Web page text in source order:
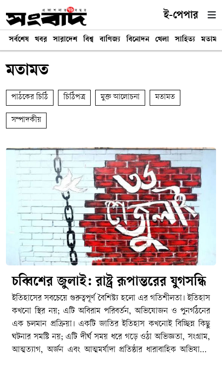
ই-পেপার
সর্বশেষ খবর সারাদেশ বিশ্ব বাণিজ্য বিনোদন খেলা সাহিত্য মতামত
মতামত
পাঠকের চিঠি চিঠিপত্র মুক্ত আলোচনা মতামত
সম্পাদকীয়
চব্বিশের জুলাই: রাষ্ট্র রূপান্তরের যুগসন্ধি
ইতিহাসের সবচেয়ে গুরুত্বপূর্ণ বৈশিষ্ট্য হলো এর গতিশীলতা। ইতিহাস কখনো স্থির নয়; এটি অবিরাম পরিবর্তন, অভিযোজন ও পুনর্গঠনের এক চলমান প্রক্রিয়া। একটি জাতির ইতিহাস কখনোই বিচ্ছিন্ন কিছু ঘটনার সমষ্টি নয়; এটি দীর্ঘ সময় ধরে গড়ে ওঠা অভিজ্ঞতা, সংগ্রাম, আত্মত্যাগ, অর্জন এবং আত্মমর্যাদা প্রতিষ্ঠার ধারাবাহিক অভিযাত্রা। কোনো জাতি, সমাজ কিংবা রাষ্ট্র একটি নির্দিষ্ট অবস্থায় দীর্ঘকাল টিকে থাকতে পারে না। সময়ের প্রবাহে নতুন বাস্তবতা, নতুন চ্যালেঞ্জ, নতুন সংকট এবং নতুন প্রত্যাশার মুখোমুখি হতে হয়। সেই পরিবর্তিত বাস্তবতার সঙ্গে খাপ খাইয়ে নেয়ার সক্ষমতাই নির্ধারণ করে একটি জাতির অগ্রযাত্রার দিকনির্দেশনা। যে জাতি অতীতের অভিজ্ঞতা ও অর্জনকে শক্তিতে রূপান্তরিত করে ভবিষ্যতের দিকে এগিয়ে যেতে পারে, ইতিহাস শেষ পর্যন্ত তাদের পক্ষেই কথা বলে। পক্ষান্তরে, যে জাতি অতীতের গৌরবকে ভবিষ্যৎ নির্মাণের প্রেরণা হিসেবে গ্রহণ না করে রাজনৈতিক প্রতিদ্বন্দ্বিতার অস্ত্রে পরিণত করে, নিজেদের মধ্যে বিভেদ ও দ্বন্দ্বকে স্থায়ী করে তোলে, তারা একসময় অগ্রগতির পথ হারিয়ে ফেলে। ইতিহাসের শিক্ষা হলো অতীতকে অস্বীকার করা যেমন আত্মঘাতী, তেমনি অতীতের মধ্যেই বন্দী হয়ে থাকাও সমান ক্ষতিকর।পলাশী-উত্তর বাংলাদেশের ইতিহাস মূলত সংগ্রামের ইতিহাস। ১৯৪৭-পূর্ব ঔপনিবেশিক শাসনের বিরুদ্ধে অব্যাহত প্রতিরোধ ও স্বাধীনতার সংগ্রাম, তারপর ১৯৭৪-উত্তর ভাষার জন্য সংগ্রাম, রাজনৈতিক অধিকারের জন্য সংগ্রাম, অর্থনৈতিক বৈষম্যের বিরুদ্ধে সংগ্রাম, সাংস্কৃতিক স্বাতন্ত্র্য রক্ষার সংগ্রাম, আত্মনিয়ন্ত্রণের তথা স্বাধিকারের সংগ্রাম এবং শেষ পর্যন্ত স্বাধীন রাষ্ট্র প্রতিষ্ঠার সংগ্রাম- এর সবকিছু মিলিয়েই আমাদের জাতীয় ইতিহাস নির্মিত হয়েছে। এ ইতিহাসের প্রতিটি গুরুত্বপূর্ণ অধ্যায় পূর্ববর্তী অধ্যায়ের ওপর ভিত্তি করে গড়ে উঠেছে। ১৯৫২-এর ভাষা আন্দোলন ভাষাভিত্তিক বাঙালি জাতীয়তার আত্মপরিচয়ের ভিত্তি নির্মাণ করেছে; ১৯৬৬-এর ছয় দফা আন্দোলন রাজনৈতিক স্বায়ত্তশাসনের দাবিকে সুসংহত করেছে; ১৯৬৯-এর গণঅভ্যুত্থান গণশক্তির সক্ষমতাকে প্রকাশ করেছে; আর ১৯৭১ সালের মহান স্বাধীনতা যুদ্ধ সেই দীর্ঘ সংগ্রামকে স্বাধীন রাষ্ট্র প্রতিষ্ঠার মধ্য দিয়ে পরিণতি দিয়েছে। নিঃসন্দেহে স্বাধীনতা যুদ্ধ আমাদের জাতীয় জীবনের সবচেয়ে গৌরবময় এবং নির্ধারক মাইলফলক, যার মাধ্যমে আমাদের রাজনৈতিক স্বাধীনতা অর্জিত হয়েছে এবং বিশ্ব মানচিত্রে বাংলাদেশ একটি সার্বভৌম রাষ্ট্র হিসেবে আত্মপ্রকাশ করেছে।কিন্তু আমাদের মনে রাখতে হবে যে, একটা জাতির ইতিহাসের পথচলা কোনো একক ঘটনার মধ্যেই থেমে থাকে না। ১৭৫৭ সালের পলাশীর প্রান্তরে নবাব সিরাজ-উদ্দৌলার পরাজয় যেমন এই অঞ্চলে একটি দীর্ঘ ঔপনিবেশিক শাসনের সূচনা করেছিল এবং তার অভিঘাত শতাব্দীর পর শতাব্দী ধরে জাতির জীবনকে প্রভাবিত করেছে, তেমনি ১৯৭১ সালের বিজয়ও কোনো চূড়ান্ত সমাপ্তি ছিল না। স্বাধীনতা অর্জনের মাধ্যমে একটি জাতি রাষ্ট্র প্রতিষ্ঠার সুযোগ পায়, কিন্তু সেই রাষ্ট্রকে কতটা ন্যায়ভিত্তিক, গণতান্ত্রিক, জবাবদিহিমূলক ও বৈষম্যহীন করা যাবে সেই প্রশ্নের উত্তর খুঁজে বের করার সংগ্রাম তখনই শুরু হয়। রাষ্ট্রবিজ্ঞানীরা প্রায়ই বলেন, স্বাধীনতা একটি ঘটনা; কিন্তু ন্যায়ভিত্তিক রাষ্ট্র বিনির্মাণ একটি দীর্ঘমেয়াদি প্রক্রিয়া। সেই প্রক্রিয়ায় কখনো অগ্রগতি আসে, কখনো পশ্চাৎপদতা দেখা দেয়; কখনো জনগণের আকাক্সক্ষা রাষ্ট্রকে সামনে এগিয়ে নেয়, আবার কখনো ক্ষমতার কেন্দ্রীভবন সেই অগ্রযাত্রাকে বাধাগ্রস্ত করে। রাষ্ট্রযন্ত্রের স্বৈরাচারী ভূমিকায় জালেম শাসক শ্রেণীর যাতাকলে পিষ্ট মজলুম জনগণ মুক্তির পথ খোঁজে গণঅভ্যুত্থান কিংবা বিপ্লবের পথে। এই কারণেই স্বাধীনতা কোনো গন্তব্য নয়; এটি রাষ্ট্র হিসেবে নিজস্ব সার্বভৌমত্ব, জনগণের অধিকার এবং ন্যায়বিচার প্রতিষ্ঠার দীর্ঘ যাত্রার সূচনা মাত্র। একটি জাতির ইতিহাসের ক্রমধারায় নতুন নতুন প্রজন্মের আবির্ভাব ঘটে, এবং তাদের সামনে নতুন প্রশ্ন ও নতুন চ্যালেঞ্জ উপস্থিত হয়। ফলে স্বাধীনতার মৌলিক চেতনা তথা মানবিক মর্যাদা, রাজনৈতিক স্বাধীনতা, সামাজিক ন্যায়বিচার ও অর্থনৈতিক সাম্য প্রভৃতি বিষয় প্রতিটি যুগে নতুন বাস্তবতায় নতুনভাবে ব্যাখ্যা ও বাস্তবায়নের দাবি তোলে। বাংলাদেশের ইতিহাসও সেই ধারাবাহিকতার বাইরে নয়। তাই আমাদের জাতীয় ইতিহাসকে কোনো বিচ্ছিন্ন ঘটনার সমষ্টি হিসেবে নয়, বরং একটি চলমান অভিযাত্রা হিসেবে দেখতে হবে যেখানে প্রতিটি সংগ্রাম পূর্ববর্তী সংগ্রামের উত্তরাধিকার বহন করে এবং পরবর্তী সংগ্রামের ভিত্তি নির্মাণ করে। এই ধারাবাহিক ঐতিহাসিক প্রবাহের মধ্যেই ২০২৪ সালের জুলাই গণঅভ্যুত্থানের তাৎপর্য অনুধাবন করতে হবে; একটি প্রতিদ্বন্দ্বী ইতিহাস হিসেবে নয়, বরং বাংলাদেশের রাষ্ট্রযন্ত্র ও সমাজকে আরও ন্যায়ভিত্তিক, বৈষম্যহীন ও স্বৈরাচারমুক্ত করার দীর্ঘ অভিযাত্রার একটি নতুন অধ্যায় হিসেবে।বিশ্ব ইতিহাসের দিকে তাকালেও আমরা একই বাস্তবতা দেখতে পাই। কোনো জাতির ইতিহাসে একটি বড় অর্জন কখনোই চূড়ান্ত পরিণতি নয়; বরং তা নতুন সংগ্রাম, নতুন দায়িত্ব এবং নতুন প্রত্যাশার সূচনা করে। ১৭৭৬ সালের আমেরিকার স্বাধীনতা যুদ্ধ ব্রিটিশ ঔপনিবেশিক শাসন থেকে মুক্তির পথ খুলে দিলেও সেখানে নাগরিক অধিকার, বর্ণসমতা এবং গণতান্ত্রিক অন্তর্ভুক্তির প্রশ্নে দীর্ঘ সংগ্রাম অব্যাহত ছিল। স্বাধীনতার প্রায় দুই শতাব্দী পরও আফ্রিকান-আমেরিকানদের অধিকার প্রতিষ্ঠার জন্য মার্টিন লুথার কিং জুনিয়রের নেতৃত্বে ব্যাপক নাগরিক অধিকার আন্দোলন গড়ে উঠতে হয়েছে। একইভাবে ১৭৮৯ সালের ফরাসি বিপ্লব স্বাধীনতা, সাম্য ও ভ্রাতৃত্বের মহান আদর্শ সামনে নিয়ে এলেও গণতন্ত্র, মানবাধিকার এবং প্রজাতান্ত্রিক মূল্যবোধকে সুসংহত করতে ফরাসি সমাজকে বহু উত্থান-পতন, সংঘাত ও পুনর্গঠনের মধ্য দিয়ে অগ্রসর হতে হয়েছে। দক্ষিণ আফ্রিকায় বর্ণবাদবিরোধী সংগ্রামের মাধ্যমে রাজনৈতিক মুক্তি অর্জনের পরও সামাজিক ন্যায়বিচার, অর্থনৈতিক বৈষম্য দূরীকরণ এবং অন্তর্ভুক্তিমূলক রাষ্ট্র গঠনের প্রশ্নে নতুন সংগ্রামের সূচনা হয়েছে। ইতিহাসের এই অভিজ্ঞতাগুলো আমাদের শেখায় যে রাজনৈতিক মুক্তি একটি গুরুত্বপূর্ণ অর্জন, কিন্তু সেই অর্জনের প্রকৃত মূল্য নির্ধারিত হয় পরবর্তী রাষ্ট্রগঠন প্রক্রিয়ার মাধ্যমে।ইতিহাসের প্রতিটি বিজয় নতুন দায়িত্বের জন্ম দেয়, প্রতিটি অর্জন নতুন প্রত্যাশাকে সামনে নিয়ে আসে। কোনো জাতি যদি অর্জনের স্মৃতিকে সংরক্ষণ করেই সন্তুষ্ট থাকে, কিন্তু সেই অর্জনের অন্তর্নিহিত আদর্শ বাস্তবায়নের পথে অগ্রসর না হয়, তাহলে ইতিহাসের অগ্রযাত্রা থমকে যায়। বাংলাদেশের ক্ষেত্রেও এর ব্যতিক্রম হওয়ার কোনো কারণ নেই। ১৯৭১ সালে স্বাধীন রাষ্ট্র প্রতিষ্ঠার মধ্য দিয়ে গণতন্ত্র, সাম্য, মানবিক মর্যাদা ও সামাজিক ন্যায়বিচারের যে স্বপ্ন জনগণ লালন করেছিল তার পূর্ণ বাস্তবায়ন এখনও একটি চলমান প্রক্রিয়া। ফলে রাষ্ট্র ও সমাজের ভেতরে যখনই সেই আকাক্সক্ষার সঙ্গে বাস্তবতার ফারাক বেড়েছে, তখনই নতুন করে পরিবর্তনের দাবি উত্থাপিত হয়েছে। এই প্রেক্ষাপটে ২০২৪ সালের গণঅভ্যুত্থানকে কোনো বিচ্ছিন্ন ঘটনা, আকস্মিক বিস্ফোরণ বা সাময়িক রাজনৈতিক প্রতিক্রিয়া হিসেবে দেখার সুযোগ নেই। বরং এটি বাংলাদেশের রাষ্ট্র, সমাজ এবং রাজনৈতিক সংস্কৃতির দীর্ঘ বিবর্তনধারার একটি গুরুত্বপূর্ণ মাইলফলক ও বিশেষ অধ্যায়। এটি এমন এক ঐতিহাসিক মুহূর্ত, যখন নতুন প্রজন্ম রাষ্ট্রের সামনে জবাবদিহিতা, ন্যায়বিচার, বৈষম্যহীনতা, ন্যায্য অধিকার এবং নাগরিক মর্যাদার প্রশ্নগুলোকে নতুন করে উত্থাপন করেছে। যে প্রশ্নগুলো এক অর্থে স্বাধীনতার মূল চেতনার সঙ্গেই সম্পর্কযুক্ত, কিন্তু সময়ের পরিবর্তনের সঙ্গে নতুন ভাষা, নতুন অভিজ্ঞতা এবং নতুন বাস্তবতার আলোকে পুনরায় উচ্চারিত হয়েছে।২০২৪-এর এই গণঅভ্যুত্থান বিশেষভাবে তরুণ প্রজন্মের সেই ঐতিহাসিক ভূমিকাকে সামনে নিয়ে এসেছে, যা যুগে যুগে সামাজিক ও রাজনৈতিক পরিবর্তনের প্রধান চালিকাশক্তি হিসেবে কাজ করেছে। ইতিহাস সাক্ষ্য দেয়, রাষ্ট্রীয় প্রতিষ্ঠানগুলো যখন জনগণের প্রত্যাশা পূরণে ব্যর্থ হয়, যখন ক্ষমতার কেন্দ্রীভবন জবাবদিহিতার পরিসর সংকুচিত করে, যখন নাগরিক অংশগ্রহণের সুযোগ সীমিত হয়ে পড়ে এবং যখন ন্যায়বিচারের প্রতি মানুষের আস্থা দুর্বল হতে থাকে, তখন পরিবর্তনের দাবি সবচেয়ে জোরালোভাবে উচ্চারিত হয় তরুণদের কণ্ঠে। কারণ তরুণেরা কেবল বর্তমানের প্রতিনিধিত্ব করে না; তারা ভবিষ্যতের দাবিদার এবং অংশীদারও বটে। তাদের স্বপ্ন, প্রত্যাশা এবং বঞ্চনার অভিজ্ঞতা সমাজের গভীর পরিবর্তনের আকাক্সক্ষাকে দৃশ্যমান করে তোলে। ফলে ইতিহাসের প্রতিটি যুগান্তকারী পরিবর্তনের পেছনে তরুণদের সক্রিয় উপস্থিতি লক্ষ্য করা যায়। ঔপনিবেশিক শাসনের বিরুদ্ধে সংগ্রাম, ভাষা আন্দোলন, ঊনসত্তরের গণঅভ্যুত্থান, মহান স্বাধীনতা যুদ্ধ কিংবা বিশ্বের বিভিন্ন দেশে গণতন্ত্র ও মানবাধিকারের আন্দোলন সব ক্ষেত্রেই তরুণরাই অগ্রণীর ভূমিকা পালন করেছে। তারাই সাহসিকতার সঙ্গে প্রচলিত বাস্তবতাকে প্রশ্ন করেছে, অন্যায়ের বিরুদ্ধে দাঁড়িয়েছে এবং প্রয়োজন হলে আত্মত্যাগের মাধ্যমে ইতিহাসের গতিপথ পরিবর্তন করেছে। বাংলাদেশের রাজনৈতিক পটপরিবর্তনে ২০২৪ সালের জুলাইয়ের ছাত্র আন্দোলনও সেই দীর্ঘ ঐতিহাসিক ধারারই অংশ, যেখানে নতুন প্রজন্ম কেবল একটি তাৎক্ষণিক দাবির জন্য নয়, বরং রাষ্ট্র ও সমাজের চরিত্র নিয়ে একটি বৃহত্তর প্রশ্ন উত্থাপন করেছে। সেই কারণেই জুলাইয়ের গণঅভ্যুত্থানের তাৎপর্য কেবল একটি রাজনৈতিক ঘটনার মধ্যে সীমাবদ্ধ নয়; এটি রাষ্ট্রের ভবিষ্যৎ বিনির্মাণ নিয়ে জনগণের নতুন আকাঙ্ক্ষা এবং বিশেষত তরুণ প্রজন্মের ঐতিহাসিক আত্মপ্রকাশের এক গুরুত্বপূর্ণ দলিল। আমাদের জাতীয় জীবনের প্রায় প্রতিটি যুগান্তকারী অধ্যায়ের কেন্দ্রবিন্দুতে ছিল তরুণদের সাহস, স্বপ্ন এবং আত্মত্যাগ। ১৯৫২ সালের ভাষা আন্দোলনে রাষ্ট্রীয় দমন-পীড়নের মুখেও তরুণ ছাত্রসমাজ মাতৃভাষার অধিকার প্রতিষ্ঠার জন্য জীবন উৎসর্গ করেছে। ১৯৬৯-এর গণঅভ্যুত্থানে তারুণ্যের নেতৃত্বেই স্বৈরশাসনের ভিত কেঁপে উঠেছিল। ১৯৭১ সালের মহান স্বাধীনতা যুদ্ধে অসংখ্য তরুণ অস্ত্র হাতে নিয়ে স্বাধীনতার জন্য জীবন বাজি রেখেছিল। ১৯৯০ সালের স্বৈরাচারবিরোধী আন্দোলনেও ছাত্রসমাজ গণতন্ত্র পুনরুদ্ধারের সংগ্রামে অগ্রণী ভূমিকা পালন করে। একই ধারাবাহিকতায় ২০২৪ সালের ছাত্র-জনতার গণআন্দোলনও প্রমাণ করেছে যে বাংলাদেশের ইতিহাসে পরিবর্তনের সবচেয়ে শক্তিশালী চালিকাশক্তি এখনও তরুণ প্রজন্ম। যুগ বদলেছে, প্রেক্ষাপট বদলেছে, কিন্তু ন্যায়, মর্যাদা এবং অধিকারের প্রশ্নে তারুণ্যের ঐতিহাসিক ভূমিকা অপরিবর্তিত রয়েছে।সঙ্গত কারণে তরুণেরা সাধারণত বিদ্যমান ব্যবস্থাকে প্রশ্ন করার সাহস রাখে। তারা প্রতিষ্ঠিত সত্য তথা বন্দোবস্তকে অন্ধভাবে মেনে নিতে চায় না; বরং বাস্তবতার সঙ্গে আদর্শের ফারাককে চিহ্নিত করতে চায়। তাদের মধ্যে ভবিষ্যৎ কল্পনার শক্তি থাকে, নতুন সম্ভাবনা নির্মাণের সাহস থাকে এবং প্রয়োজন হলে ব্যক্তিগত ঝুঁকি গ্রহণের মানসিকতাও থাকে। জার্মান বংশোদ্ভুত মার্কিন রাজনৈতিক তাত্ত্বিক হানা আরেন্টের (১৯০৬-১৯৭৫) মতে, প্রতিটি নতুন প্রজন্ম পৃথিবীতে নতুন সূচনার সম্ভাবনা নিয়ে আসে। ইতিহাসের নানা পর্যায়ে আমরা দেখেছি, সমাজ যখন স্থবির হয়ে পড়ে বা রাষ্ট্র যখন জনগণের আকাঙ্ক্ষা থেকে বিচ্ছিন্ন হতে শুরু করে, তখন সেই নতুন সূচনার আহ্বান সবচেয়ে প্রবলভাবে এসেছে তরুণদের কাছ থেকেই। বাংলাদেশের জুলাই অভ্যুত্থানও সেই অর্থে কেবল একটি রাজনৈতিক প্রতিবাদ ছিল না; এটি ছিল নতুন প্রজন্মের পক্ষ থেকে রাষ্ট্রের উদ্দেশে একটি মৌলিক প্রশ্ন: রাষ্ট্র কার জন্য, ক্ষমতা কার স্বার্থে এবং স্বাধীনতার প্রকৃত অর্থ কী? সে যাই হোক, ইতিহাসের আরেকটি গুরুত্বপূর্ণ বাস্তবতাও আমাদের স্মরণে রাখতে হবে। ইতিহাস কেবল অতীতের ঘটনা-পরম্পরা নয়; এটি বর্তমানের রাজনীতিরও একটি গুরুত্বপূর্ণ ক্ষেত্র। ক্ষমতার রাজনীতিতে অতীতের স্মৃতি প্রায়ই মূল্যবান সম্পদে পরিণত হয়। ইতিহাস তখন শুধু গবেষণা, বিশ্লেষণ বা শিক্ষা গ্রহণের বিষয় থাকে না; বরং রাজনৈতিক বৈধতা অর্জন, জনসমর্থন সংগঠিত করা এবং নৈতিক কর্তৃত্ব প্রতিষ্ঠার একটি কার্যকর হাতিয়ার হয়ে ওঠে। ফরাসি সমাজবিজ্ঞানী পিয়েরে বুর্দিয়োর (১৯৩০-২০০২) ভাষায়, এটি এক ধরনের ‘প্রতীকী পুঁজি’ (সিম্বোলিক ক্যাপিটাল), যার মাধ্যমে ব